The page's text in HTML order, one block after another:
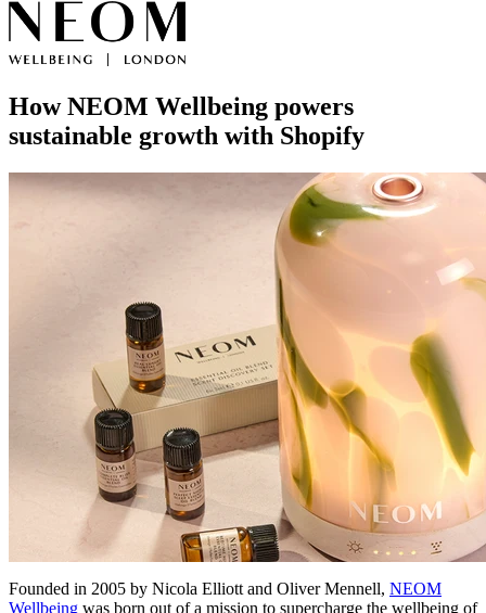
How NEOM Wellbeing powers
sustainable growth with Shopify
Founded in 2005 by Nicola Elliott and Oliver Mennell, NEOM
Wellbeing was born out of a mission to supercharge the wellbeing of